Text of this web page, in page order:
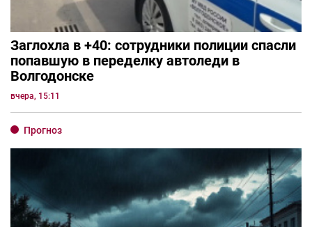
Заглохла в +40: сотрудники полиции спасли
попавшую в переделку автоледи в
Волгодонске
вчера, 15:11
Прогноз